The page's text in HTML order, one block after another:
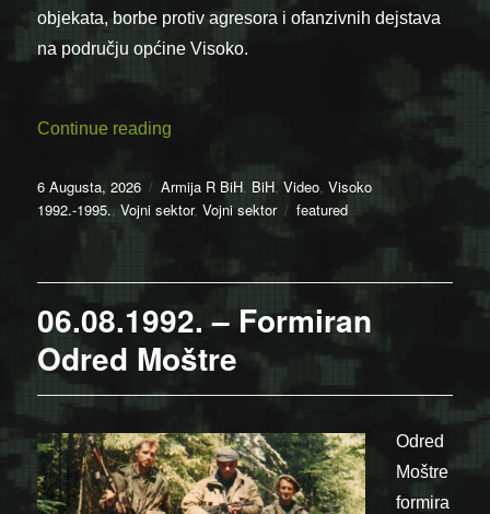
objekata, borbe protiv agresora i ofanzivnih dejstava
na području općine Visoko.
Continue reading
Posted
on
6 Augusta, 2026 Categories
Armija R BiH, BiH,Video,Visoko
1992.-1995.,Vojni sektor,Vojni sektor Tags
featured
06.08.1992. – Formiran
Odred Moštre
Odred
Moštre
formira